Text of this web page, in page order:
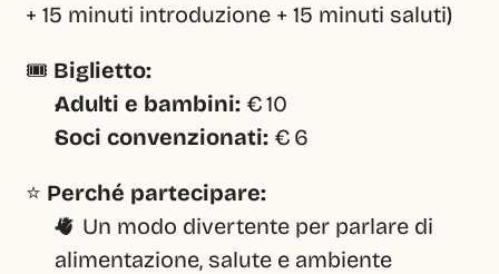
+ 15 minuti introduzione + 15 minuti saluti)
🎟️ Biglietto:
Adulti e bambini: € 10
Soci convenzionati: € 6
⭐ Perché partecipare:
🫀 Un modo divertente per parlare di
alimentazione, salute e ambiente